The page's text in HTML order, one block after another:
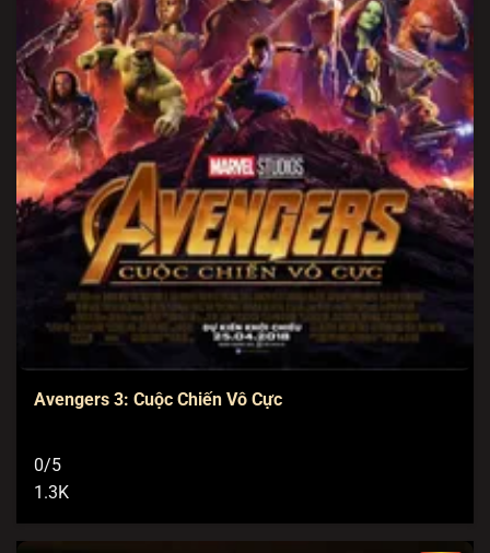
Avengers 3: Cuộc Chiến Vô Cực
0/5
1.3K